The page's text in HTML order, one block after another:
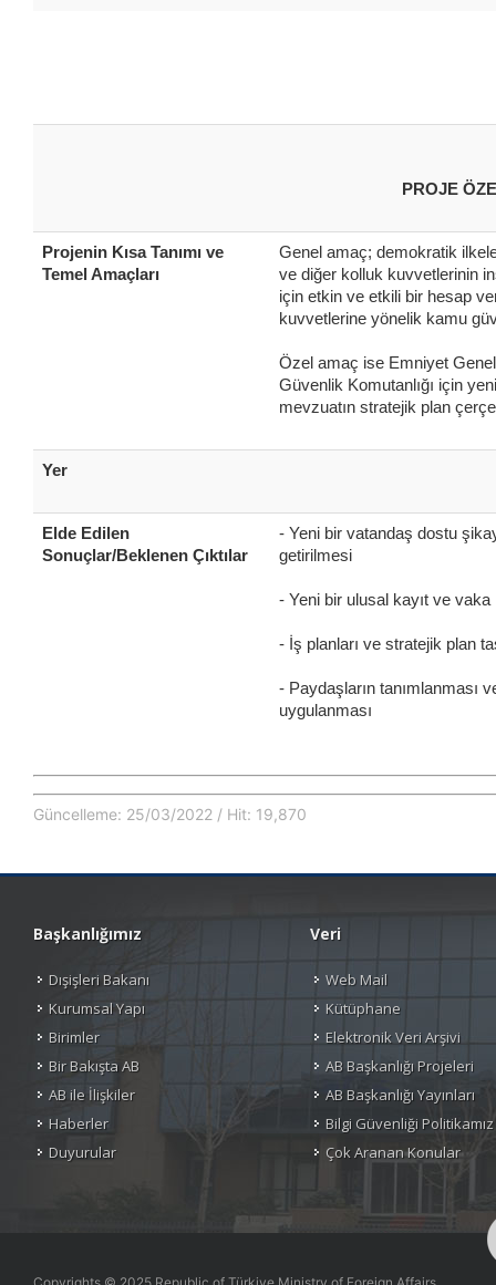
PROJE
Projenin Kısa Tanımı ve
Temel Amaçları
Genel amaç; demokratik
ve diğer kolluk kuvvetlerinin
için etkin ve etkili bir hesap
kuvvetlerine yönelik kamu
Özel amaç ise Emniyet
Güvenlik Komutanlığı için
mevzuatın stratejik plan
Yer
Elde Edilen
Sonuçlar/Beklenen Çıktılar
- Yeni bir vatandaş dostu
getirilmesi
- Yeni bir ulusal kayıt ve
- İş planları ve stratejik plan
- Paydaşların tanımlanması
uygulanması
Güncelleme: 25/03/2022 / Hit: 19,870
Başkanlığımız
Dışişleri Bakanı
Kurumsal Yapı
Birimler
Bir Bakışta AB
AB ile İlişkiler
Haberler
Duyurular
Veri
Web Mail
Kütüphane
Elektronik Veri Arşivi
AB Başkanlığı Projeleri
AB Başkanlığı Yayınları
Bilgi Güvenliği Politikamız
Çok Aranan Konular